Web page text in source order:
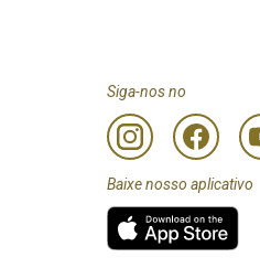
Siga-nos no
Baixe nosso aplicativo